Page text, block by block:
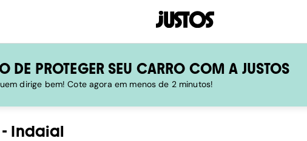
DE PROTEGER SEU CARRO COM A JUSTOS
dirige bem! Cote agora em menos de 2 minutos!
- Indaial